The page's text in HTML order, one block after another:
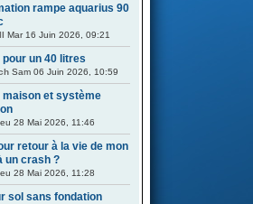
rampe aquarius 90
Mar 16 Juin 2026, 09:21
un 40 litres
Sam 06 Juin 2026, 10:59
maison et système
28 Mai 2026, 11:46
retour à la vie de mon
un crash ?
28 Mai 2026, 11:28
sol sans fondation